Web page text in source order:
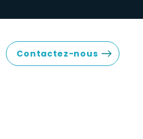
Contactez-nous